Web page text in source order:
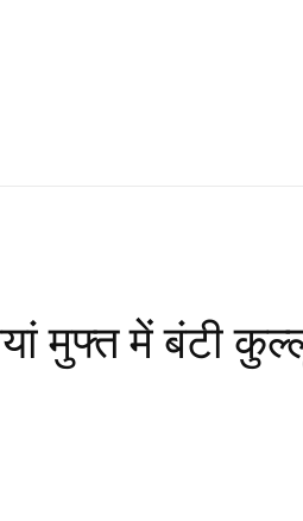
मुफ्त में बंटी